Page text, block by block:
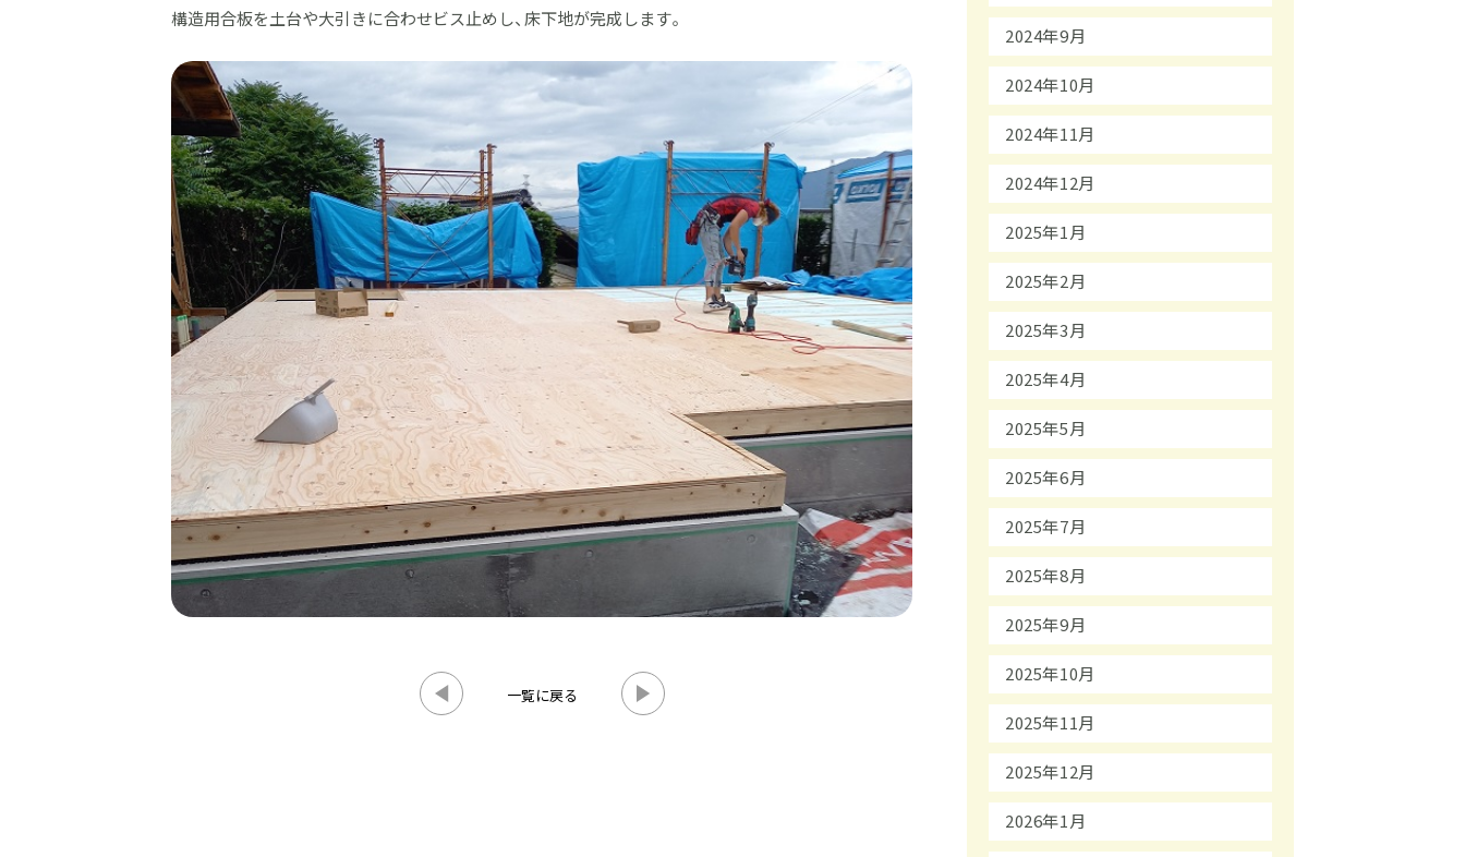
構造用合板を土台や大引きに合わせビス止めし、床下地が完成します。
一覧に戻る
2024年9月
2024年10月
2024年11月
2024年12月
2025年1月
2025年2月
2025年3月
2025年4月
2025年5月
2025年6月
2025年7月
2025年8月
2025年9月
2025年10月
2025年11月
2025年12月
2026年1月